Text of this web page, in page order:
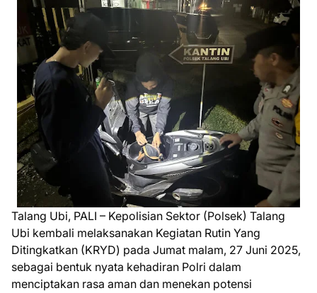
Talang Ubi, PALI – Kepolisian Sektor (Polsek) Talang
Ubi kembali melaksanakan Kegiatan Rutin Yang
Ditingkatkan (KRYD) pada Jumat malam, 27 Juni 2025,
sebagai bentuk nyata kehadiran Polri dalam
menciptakan rasa aman dan menekan potensi